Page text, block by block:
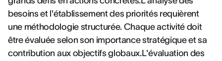
besoins et l'établissement des priorités requièrent
une méthodologie structurée. Chaque activité doit
être évaluée selon son importance stratégique et sa
contribution aux objectifs globaux.L'évaluation des